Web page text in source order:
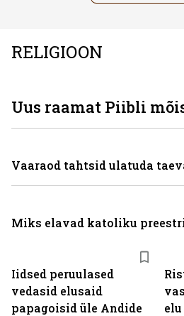
RELIGIOON
Iidsed peruulased
vedasid elusaid
papagoisid üle Andide
elu
Uus raamat Piibli
Vaaraod tahtsid ulatuda
Miks elavad katoliku